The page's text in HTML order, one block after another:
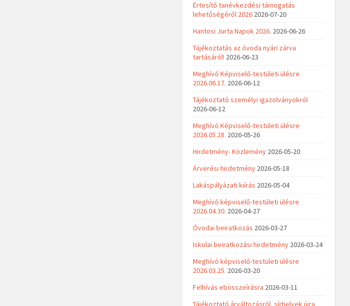
Értesítő tanévkezdési támogatás
lehetőségéről 2026 2026-07-20
Hantosi Jurta Napok 2026. 2026-06-26
Tájékoztatás az óvoda nyári zárva
tartásáról! 2026-06-23
Meghívó Képviselő-testületi ülésre
2026.06.17. 2026-06-12
Tájékoztató személyi igazolványokról
2026-06-12
Meghívó Képviselő-testületi ülésre
2026.05.28. 2026-05-26
Hirdetmény- Közlemény 2026-05-20
Árverési hirdetmény 2026-05-18
Lakáspályázati kiírás 2026-05-04
Meghívó képviselő-testületi ülésre
2026.04.30. 2026-04-27
Óvodai beiratkozás 2026-03-27
Iskolai beiratkozási hirdetmény 2026-03-24
Meghívó képviselő-testületi ülésre
2026.03.25. 2026-03-20
Felhívás ebösszeírásra 2026-03-11
Tájékoztató árváltozásról, sírhelyek újra